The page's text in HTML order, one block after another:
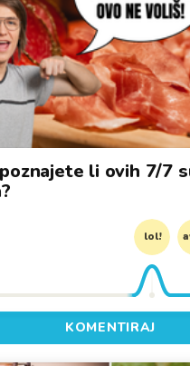
li ovih 7/7
lol!
KOMENTIRAJ